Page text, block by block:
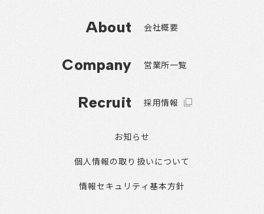
About 会社概要
Company 営業所一覧
Recruit 採用情報
お知らせ
個人情報の取り扱いについて
情報セキュリティ基本方針